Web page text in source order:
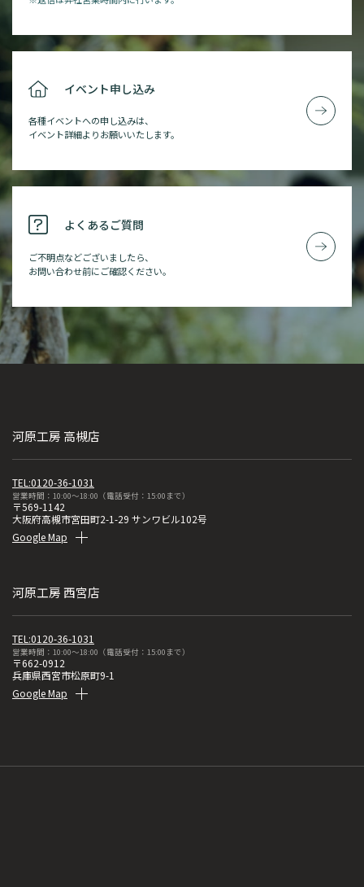
イベント申し込み
各種イベントへの申し込みは、
イベント詳細よりお願いいたします。
よくあるご質問
ご不明点などございましたら、
お問い合わせ前にご確認ください。
河原工房 高槻店
TEL:0120-36-1031
営業時間：10:00～18:00（電話受付：15:00まで）
〒569-1142
大阪府高槻市宮田町2-1-29 サンワビル102号
Google Map
河原工房 西宮店
TEL:0120-36-1031
営業時間：10:00～18:00（電話受付：15:00まで）
〒662-0912
兵庫県西宮市松原町9-1
Google Map